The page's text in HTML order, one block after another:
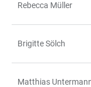
Rebecca Müller
Brigitte Sölch
Matthias